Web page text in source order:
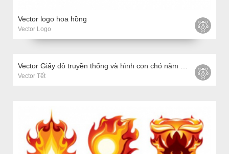
Vector logo hoa hồng
Vector Logo
Vector Tết